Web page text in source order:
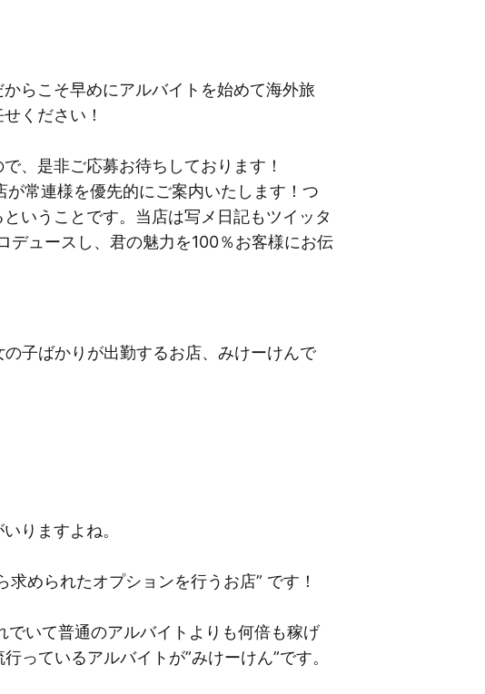
らこそ早めにアルバイトを始めて海外旅
ください！
、是非ご応募お待ちしております！
常連様を優先的にご案内いたします！つ
いうことです。当店は写メ日記もツイッタ
デュースし、君の魅力を100％お客様にお伝
子ばかりが出勤するお店、みけーけんで
りますよね。
められたオプションを行うお店” です！
いて普通のアルバイトよりも何倍も稼げ
っているアルバイトが”みけーけん”です。